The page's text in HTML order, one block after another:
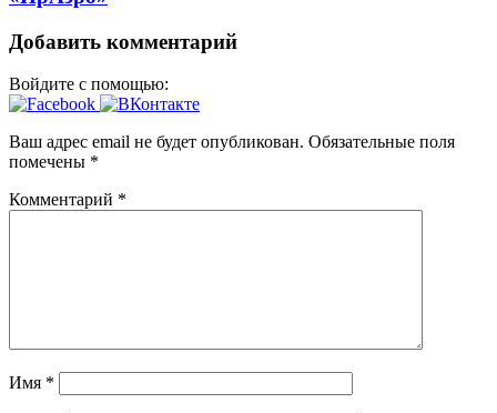
Добавить комментарий
Войдите с помощью:
Ваш адрес email не будет опубликован. Обязательные поля
помечены *
Комментарий *
Имя *